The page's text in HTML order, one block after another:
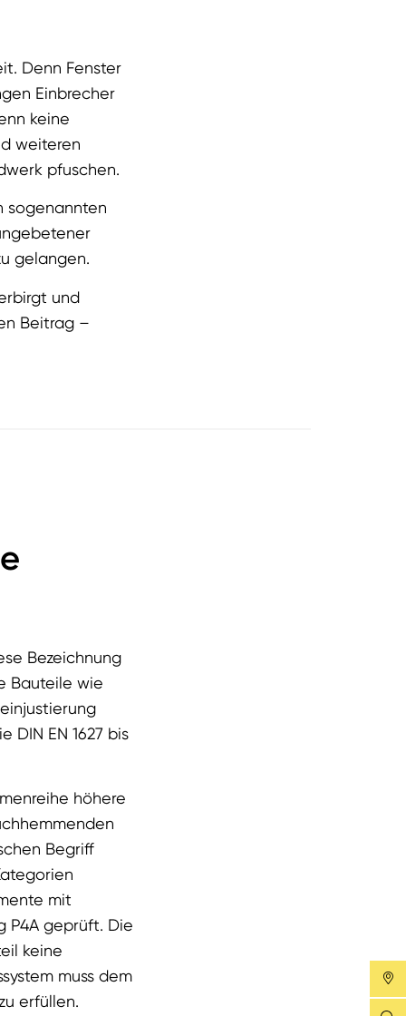
Denn Fenster
Einbrecher
keine
weiteren
pfuschen.
sogenannten
gelangen.
und
Beitrag –
Bezeichnung
Bauteile wie
DIN EN 1627 bis
höhere
Begriff
mit
P4A geprüft. Die
keine
muss dem
erfüllen.